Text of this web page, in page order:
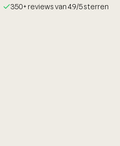
350+ reviews van 4.9/5 sterren